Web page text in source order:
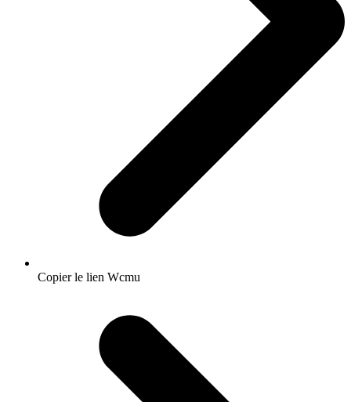
Copier le lien Wcmu